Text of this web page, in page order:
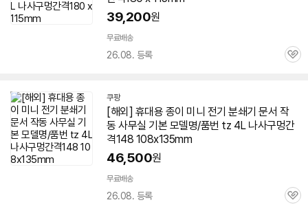
39,200원
무료배송
26.08. 등록
관
쿠팡
[해외] 휴대용 종이 미니 전기 분쇄기 문서 작
동 사무실 기본 모델명/품번 tz 4L 나사구멍간
격148 108x135mm
46,500원
무료배송
26.08. 등록
관